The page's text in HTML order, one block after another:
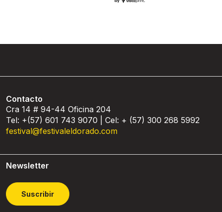
Contacto
Cra 14 # 94-44 Oficina 204
Tel: +(57) 601 743 9070 | Cel: + (57) 300 268 5992
festival@festivaleldorado.com
Newsletter
Suscribir